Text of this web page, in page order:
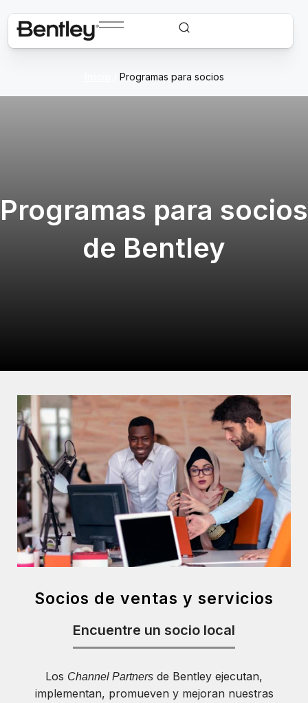
Programas para socios
Programas para socios
de Bentley
Socios de ventas y servicios
Encuentre un socio local
Los Channel Partners de Bentley ejecutan,
implementan, promueven y mejoran nuestras